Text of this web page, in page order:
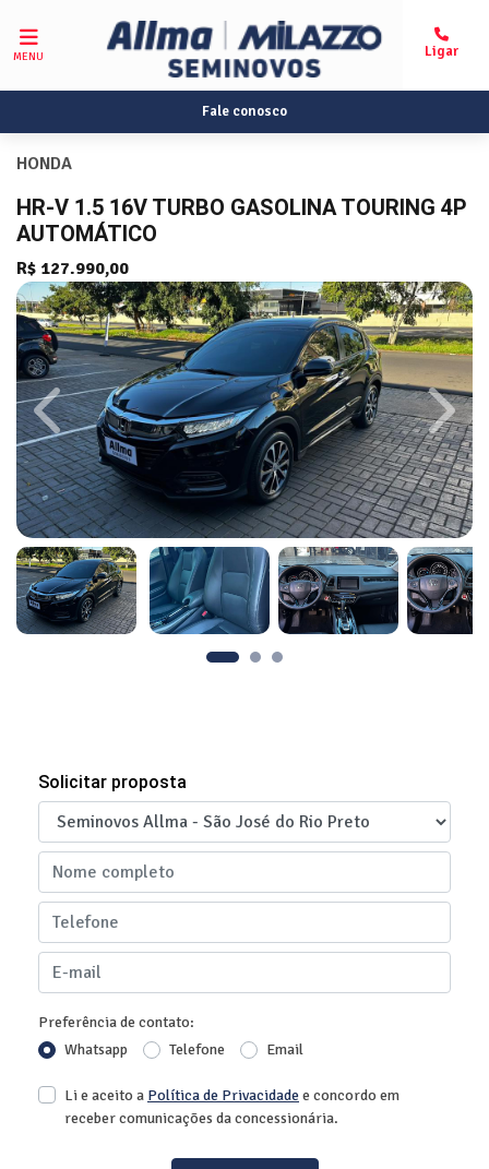
MENU
Fale conosco
HONDA
HR-V 1.5 16V TURBO GASOLINA TOURING 4P
AUTOMÁTICO
R$ 127.990,00
Previous Next
Solicitar proposta
Preferência de contato:
Whatsapp
Telefone Email
Li e aceito a Política de Privacidadee concordo em
receber comunicações da concessionária.